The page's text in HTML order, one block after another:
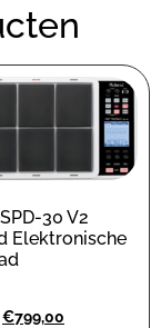
30 V2
Elektronische
€799,00